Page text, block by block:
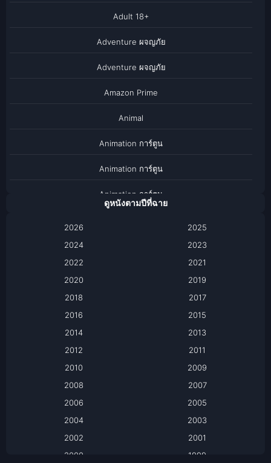
Adult 18+
Adventure ผจญภัย
Adventure ผจญภัย
Amazon Prime
Animal
Animation การ์ตูน
Animation การ์ตูน
Animation การ์ตูน
Based on a True Story เรื่องจริง
Based on a True Story เรื่องจริง
ดูหนังตามปีที่ฉาย
2026
2025
2024
2023
2022
2021
2020
2019
2018
2017
2016
2015
2014
2013
2012
2011
2010
2009
2008
2007
2006
2005
2004
2003
2002
2001
2000
1999